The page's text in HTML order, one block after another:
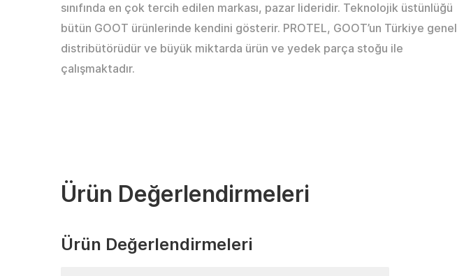
sınıfında en çok tercih edilen markası, pazar lideridir. Teknolojik üstünlüğü
bütün GOOT ürünlerinde kendini gösterir. PROTEL, GOOT’un Türkiye genel
distribütörüdür ve büyük miktarda ürün ve yedek parça stoğu ile
çalışmaktadır.
Ürün Değerlendirmeleri
Ürün Değerlendirmeleri